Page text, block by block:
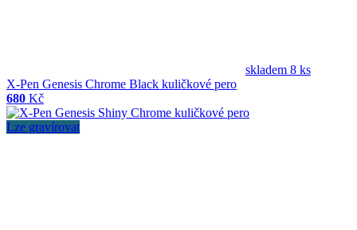
skladem 8 ks
X-Pen Genesis Chrome Black kuličkové pero
680 Kč
Lze gravírovat